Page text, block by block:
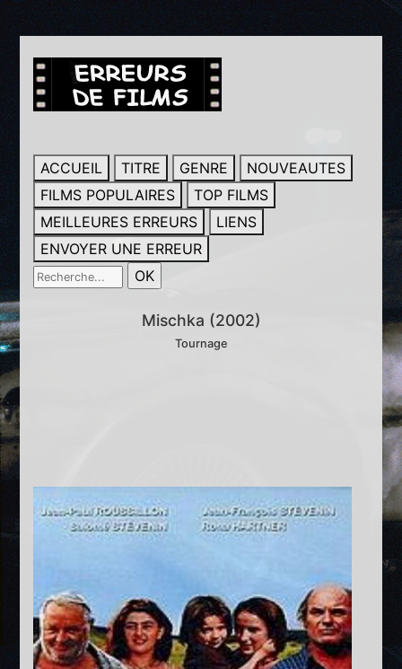
ACCUEIL TITRE GENRE
NOUVEAUTES
FILMS POPULAIRES
TOP FILMS
MEILLEURES ERREURS
LIENS
ENVOYER UNE ERREUR
Mischka (2002)
Tournage